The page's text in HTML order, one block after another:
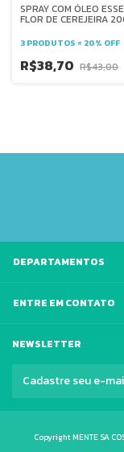
SPRAY COM ÓLEO
FLOR DE CEREJEIRA
3 PRODUTOS = 20% OFF
R$38,70 R$43,00
DEPARTAMENTOS
ENTRE EM CONTATO
NEWSLETTER
Copyright MENTE SA